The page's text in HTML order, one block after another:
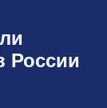
России